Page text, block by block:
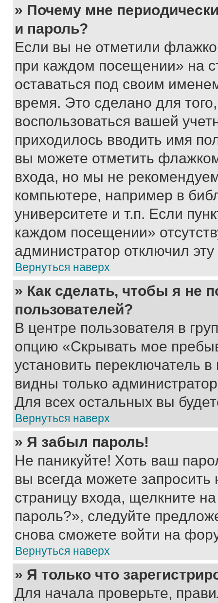
» Почему мне
и пароль?
Если вы не отметили
при каждом посещении» на
оставаться под своим
время. Это сделано для
воспользоваться вашей
приходилось вводить имя
вы можете отметить
входа, но мы не
компьютере, например в
университете и т.п. Если
каждом посещении»
администратор отключил
Вернуться наверх
» Как сделать, чтобы я не
пользователей?
В центре пользователя в
опцию «Скрывать мое
установить переключатель
видны только
Для всех остальных вы
Вернуться наверх
» Я забыл пароль!
Не паникуйте! Хоть ваш
вы всегда можете
страницу входа, щелкните
пароль?», следуйте
снова сможете войти на
Вернуться наверх
» Я только что
Для начала проверьте,